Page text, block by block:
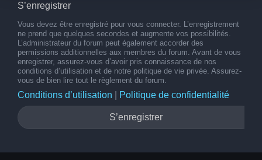
S’enregistrer
Vous devez être enregistré pour vous connecter. L’enregistrement
ne prend que quelques secondes et augmente vos possibilités.
L’administrateur du forum peut également accorder des
permissions additionnelles aux membres du forum. Avant de vous
enregistrer, assurez-vous d’avoir pris connaissance de nos
conditions d’utilisation et de notre politique de vie privée. Assurez-
vous de bien lire tout le règlement du forum.
Conditions d’utilisation Politique de confidentialité
S’enregistrer